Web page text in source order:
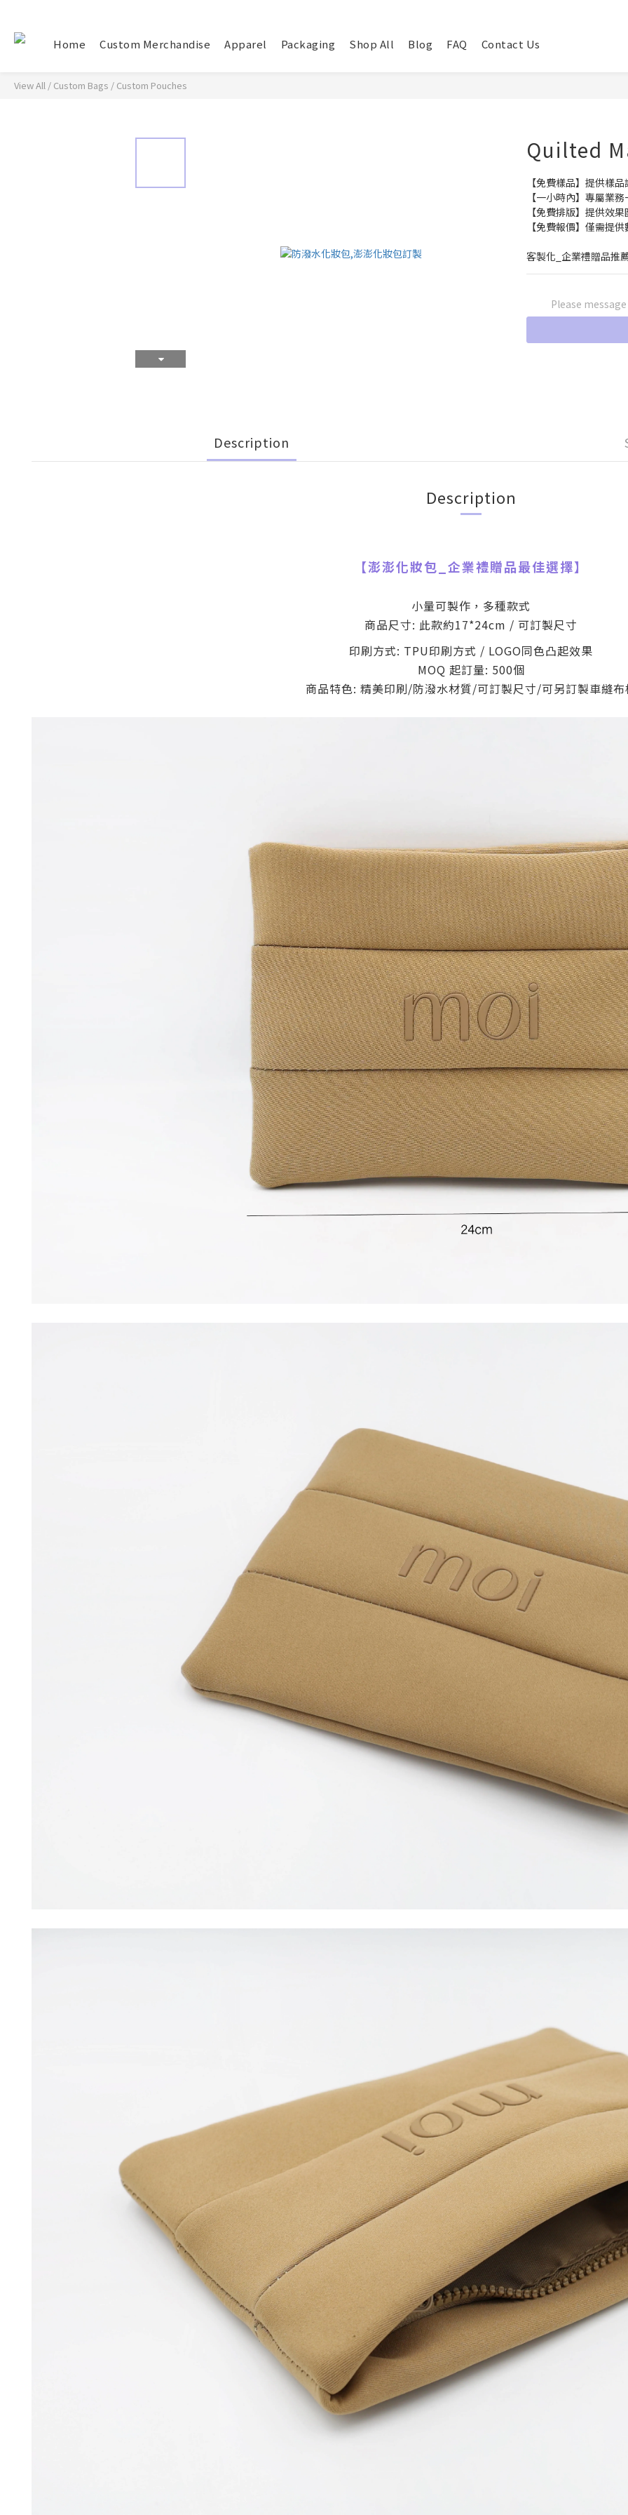
Home Custom Merchandise Apparel Packaging Shop All Blog FAQ Contact Us
View All / Custom Bags / Custom Pouches
Quilted
【免費樣品】提供樣
【一小時內】專屬業
【免費排版】提供效
【免費報價】僅需提
客製化_企業禮贈品推
Please
Description
Description
【澎澎化妝包 企業禮贈品最佳選擇】
小量可製作，多種款式
商品尺寸: 此款約17*24cm / 可訂製尺寸
印刷方式: TPU印刷方式 / LOGO同色凸起效果
MOQ 起訂量: 500個
商品特色: 精美印刷/防潑水材質/可訂製尺寸/可另訂製車縫布